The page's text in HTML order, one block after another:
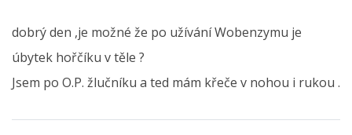
dobrý den ,je možné že po užívání Wobenzymu je
úbytek hořčíku v těle ?
Jsem po O.P. žlučníku a ted mám křeče v nohou i rukou .